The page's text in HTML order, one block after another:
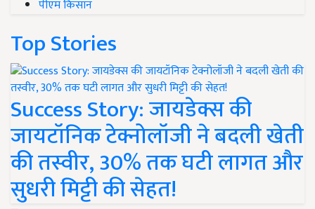
पीएम किसान
Top Stories
Success Story: जायडेक्स की
जायटॉनिक टेक्नोलॉजी ने बदली खेती
की तस्वीर, 30% तक घटी लागत और
सुधरी मिट्टी की सेहत!